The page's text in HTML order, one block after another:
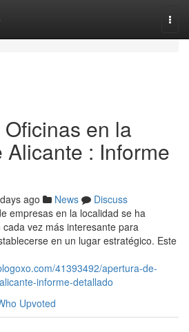
en la
Alicante : Informe
ago News
Discuss
empresas en la localidad se ha
vez más interesante para
en un lugar estratégico. Este
41393492/apertura-de-
informe-detallado
Upvoted